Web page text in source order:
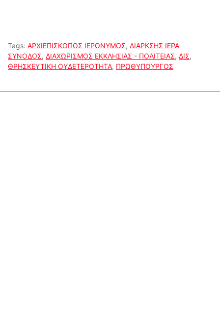
Tags: ΑΡΧΙΕΠΙΣΚΟΠΟΣ ΙΕΡΩΝΥΜΟΣ, ΔΙΑΡΚΣΗΣ ΙΕΡΑ
ΣΥΝΟΔΟΣ, ΔΙΑΧΩΡΙΣΜΟΣ ΕΚΚΛΗΣΙΑΣ - ΠΟΛΙΤΕΙΑΣ, ΔΙΣ,
ΘΡΗΣΚΕΥΤΙΚΗ ΟΥΔΕΤΕΡΟΤΗΤΑ, ΠΡΩΘΥΠΟΥΡΓΟΣ